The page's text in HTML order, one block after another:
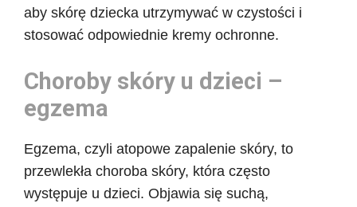
aby skórę dziecka utrzymywać w czystości i
stosować odpowiednie kremy ochronne.
Choroby skóry u dzieci –
egzema
Egzema, czyli atopowe zapalenie skóry, to
przewlekła choroba skóry, która często
występuje u dzieci. Objawia się suchą,